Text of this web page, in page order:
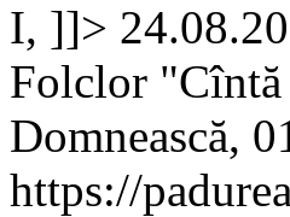
I, ]]>
Folclor "Cîntă
Domnească,
https://